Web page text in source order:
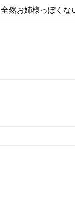
然お姉様っぽくな